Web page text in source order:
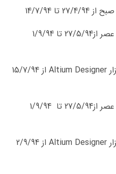
دوره میکروکنترلر AVR در شیفت عصر از27/5/94 تا 1/9/94
دوره طراحی مدار چاپی با نرم افزار Altium Designer از 15/7/94
دوره میکروکنترلر AVR در شیفت عصر از27/5/94 تا 1/9/94
دوره طراحی مدار چاپی با نرم افزار Altium Designer از 2/9/94